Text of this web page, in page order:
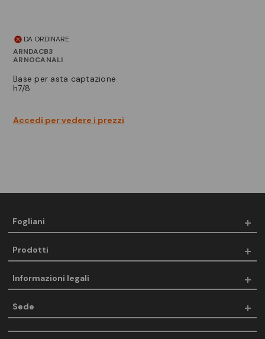
DA ORDINARE
ARNDACB3
ARNOCANALI
base per asta captazione
h7/8
Accedi per vedere i prezzi
Fogliani
Prodotti
Informazioni legali
Sede